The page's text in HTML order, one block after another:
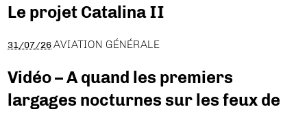
Le projet Catalina II
31/07/26 AVIATION GÉNÉRALE
Vidéo – A quand les premiers
largages nocturnes sur les feux de